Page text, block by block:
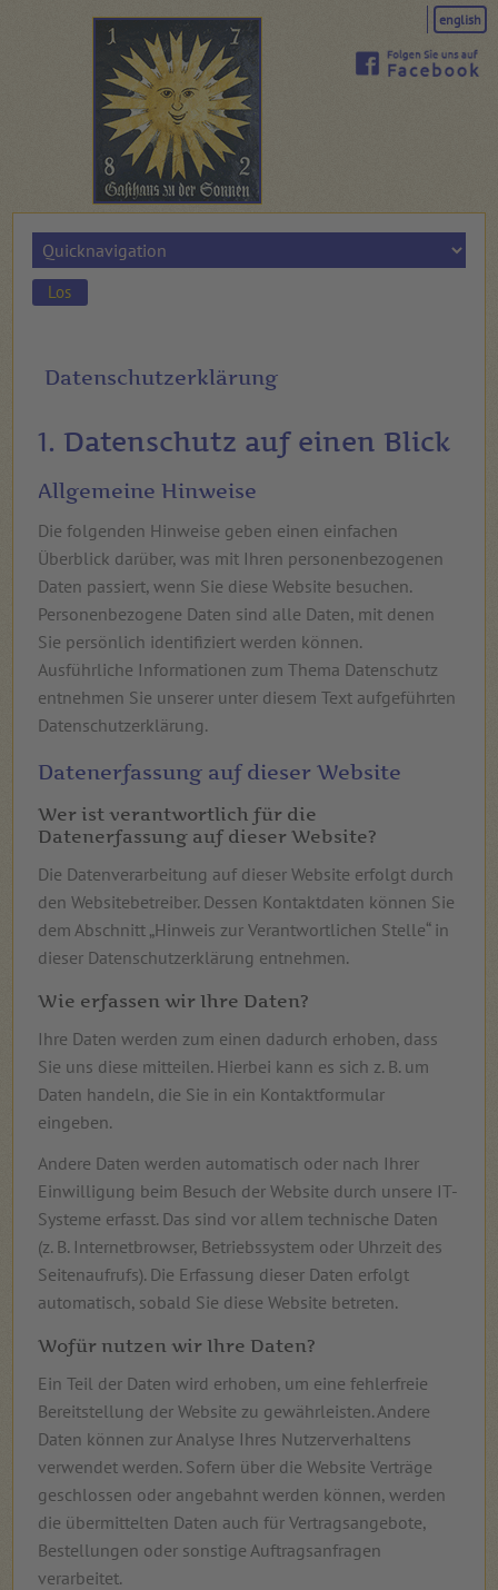
english
Zielseite
Datenschutzerklärung
1. Datenschutz auf einen Blick
Allgemeine Hinweise
Die folgenden Hinweise geben einen einfachen
Überblick darüber, was mit Ihren personenbezogenen
Daten passiert, wenn Sie diese Website besuchen.
Personenbezogene Daten sind alle Daten, mit denen
Sie persönlich identifiziert werden können.
Ausführliche Informationen zum Thema Datenschutz
entnehmen Sie unserer unter diesem Text aufgeführten
Datenschutzerklärung.
Datenerfassung auf dieser Website
Wer ist verantwortlich für die
Datenerfassung auf dieser Website?
Die Datenverarbeitung auf dieser Website erfolgt durch
den Websitebetreiber. Dessen Kontaktdaten können Sie
dem Abschnitt „Hinweis zur Verantwortlichen Stelle“ in
dieser Datenschutzerklärung entnehmen.
Wie erfassen wir Ihre Daten?
Ihre Daten werden zum einen dadurch erhoben, dass
Sie uns diese mitteilen. Hierbei kann es sich z. B. um
Daten handeln, die Sie in ein Kontaktformular
eingeben.
Andere Daten werden automatisch oder nach Ihrer
Einwilligung beim Besuch der Website durch unsere IT-
Systeme erfasst. Das sind vor allem technische Daten
(z. B. Internetbrowser, Betriebssystem oder Uhrzeit des
Seitenaufrufs). Die Erfassung dieser Daten erfolgt
automatisch, sobald Sie diese Website betreten.
Wofür nutzen wir Ihre Daten?
Ein Teil der Daten wird erhoben, um eine fehlerfreie
Bereitstellung der Website zu gewährleisten. Andere
Daten können zur Analyse Ihres Nutzerverhaltens
verwendet werden. Sofern über die Website Verträge
geschlossen oder angebahnt werden können, werden
die übermittelten Daten auch für Vertragsangebote,
Bestellungen oder sonstige Auftragsanfragen
verarbeitet.